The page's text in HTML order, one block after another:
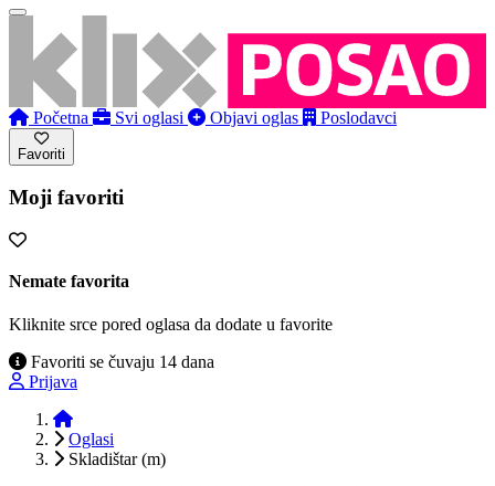
Početna Svi oglasi Objavi oglas Poslodavci
Favoriti
Moji favoriti
Nemate favorita
Kliknite srce pored oglasa da dodate u favorite
Favoriti se čuvaju 14 dana
Prijava
Početna
Oglasi
Skladištar (m)